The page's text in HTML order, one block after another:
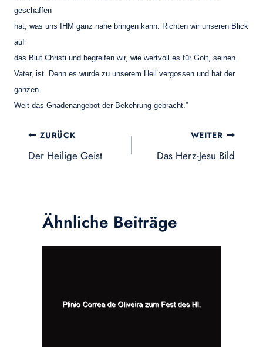
geschaffen
hat, was uns IHM ganz nahe bringen kann. Richten wir unseren Blick
auf
das Blut Christi und begreifen wir, wie wertvoll es für Gott, seinen
Vater, ist. Denn es wurde zu unserem Heil vergossen und hat der
ganzen
Welt das Gnadenangebot der Bekehrung gebracht.”
Beitragsnavigation
ZURÜCK
Der Heilige Geist
WEITER
Das Herz-Jesu Bild
Ähnliche Beiträge